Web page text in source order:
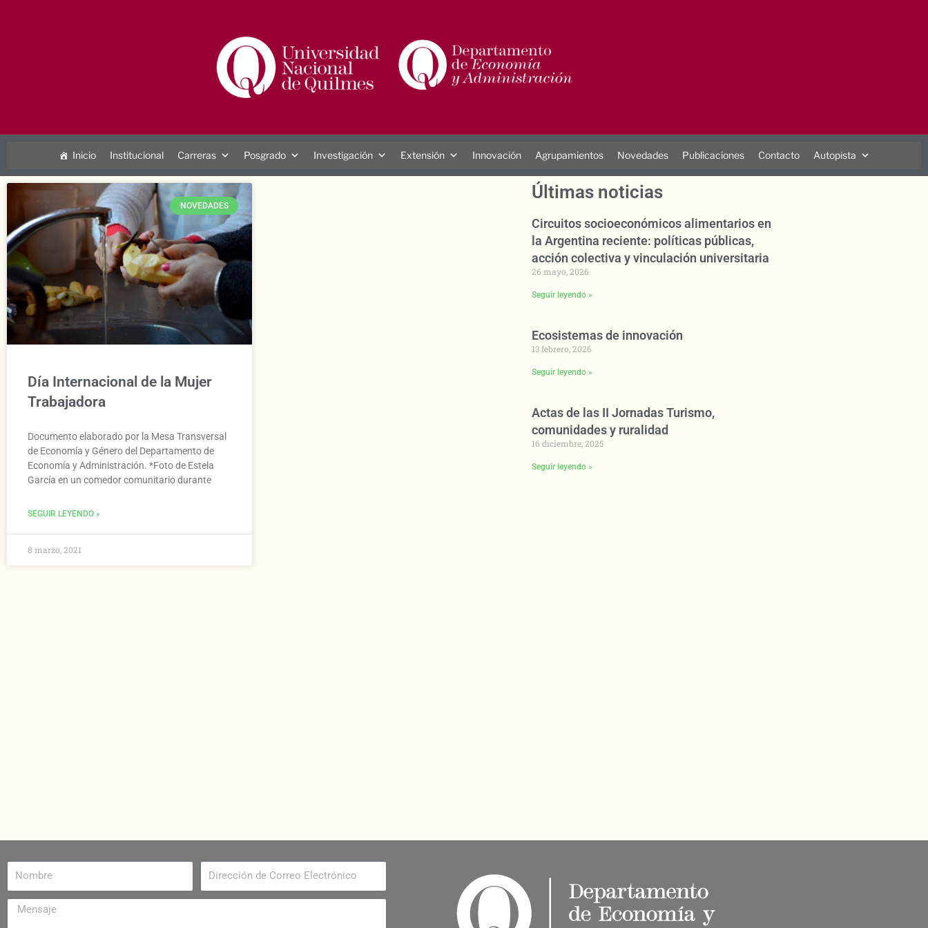
Inicio Institucional Carreras Posgrado Investigación Extensión Innovación Agrupamientos Novedades Publicaciones Contacto Autopista
NOVEDADES
Día Internacional de la Mujer
Trabajadora
Documento elaborado por la Mesa Transversal
de Economía y Género del Departamento de
Economía y Administración. *Foto de Estela
García en un comedor comunitario durante
SEGUIR LEYENDO »
8 marzo, 2021
Últimas noticias
Circuitos socioeconómicos alimentarios en
la Argentina reciente: políticas públicas,
acción colectiva y vinculación universitaria
26 mayo, 2026
Seguir leyendo »
Ecosistemas de innovación
13 febrero, 2026
Seguir leyendo »
Actas de las II Jornadas Turismo,
comunidades y ruralidad
16 diciembre, 2025
Seguir leyendo »